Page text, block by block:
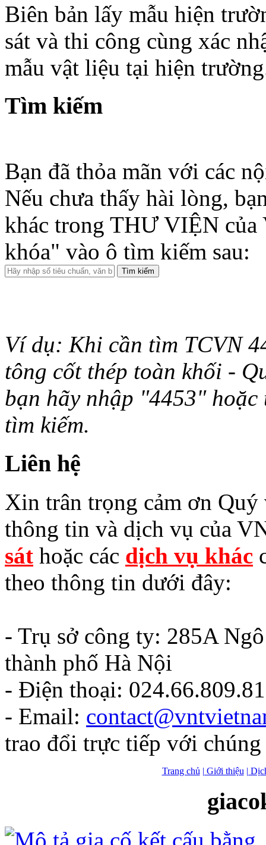
Biên bản lấy mẫu hiện
sát và thi công cùng xác
mẫu vật liệu tại hiện
Tìm kiếm
Bạn đã thỏa mãn với các
Nếu chưa thấy hài lòng,
khác trong THƯ VIỆN của
khóa" vào ô tìm kiếm sau:
Ví dụ: Khi cần tìm TCVN
tông cốt thép toàn khối -
bạn hãy nhập "4453"
tìm kiếm.
Liên hệ
Xin trân trọng cảm ơn
thông tin và dịch vụ của
sát hoặc các dịch vụ khác
theo thông tin dưới đây:
- Trụ sở công ty: 285A
thành phố Hà Nội
- Điện thoại:
- Email:
trao đổi trực tiếp với
Trang chủ | Giới thiệu |